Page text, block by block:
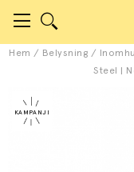
Hem / Belysning /
Steel |